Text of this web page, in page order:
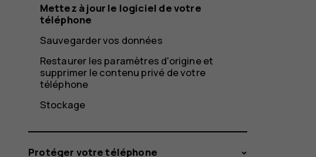
Mettez à jour le logiciel de votre
téléphone
Sauvegarder vos données
Restaurer les paramètres d'origine et
supprimer le contenu privé de votre
téléphone
Stockage
Protéger votre téléphone